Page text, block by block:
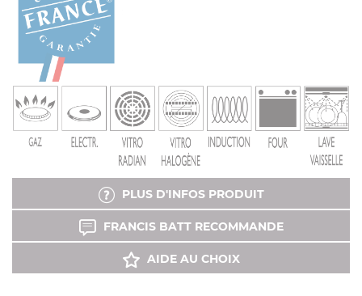
PLUS D'INFOS PRODUIT
FRANCIS BATT RECOMMANDE
AIDE AU CHOIX